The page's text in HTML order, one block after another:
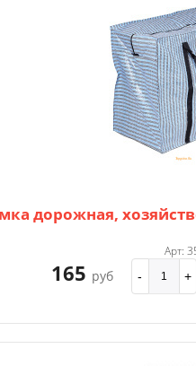
дорожная,
Арт:
165 руб